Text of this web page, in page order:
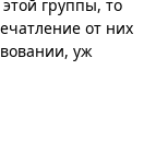
группы, то
от них
уж